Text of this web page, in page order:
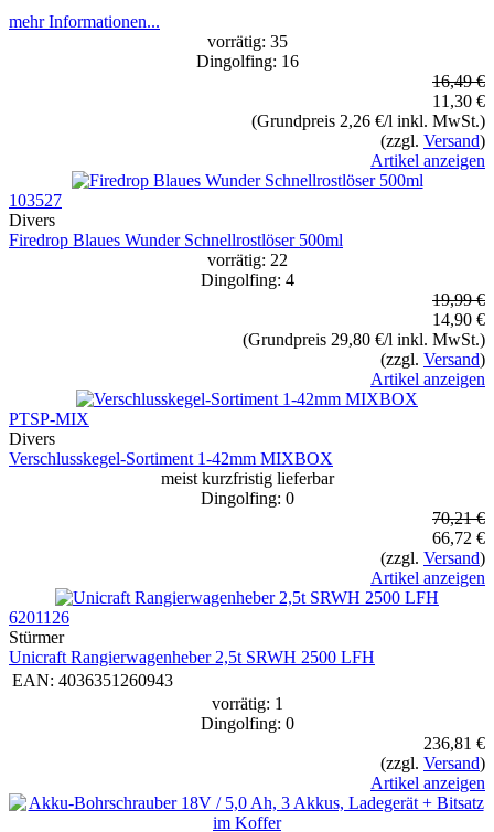
mehr Informationen...
vorrätig: 35
Dingolfing: 16
16,49 €
11,30 €
(Grundpreis 2,26 €/l inkl. MwSt.)
(zzgl. Versand)
Artikel anzeigen
103527
Divers
Firedrop Blaues Wunder Schnellrostlöser 500ml
vorrätig: 22
Dingolfing: 4
19,99 €
14,90 €
(Grundpreis 29,80 €/l inkl. MwSt.)
(zzgl. Versand)
Artikel anzeigen
PTSP-MIX
Divers
Verschlusskegel-Sortiment 1-42mm MIXBOX
meist kurzfristig lieferbar
Dingolfing: 0
70,21 €
66,72 €
(zzgl. Versand)
Artikel anzeigen
6201126
Stürmer
Unicraft Rangierwagenheber 2,5t SRWH 2500 LFH
EAN: 4036351260943
vorrätig: 1
Dingolfing: 0
236,81 €
(zzgl. Versand)
Artikel anzeigen